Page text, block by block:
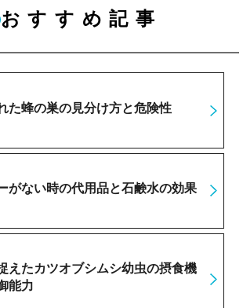
おすすめ記事
た蜂の巣の見分け方と危険性
がない時の代用品と石鹸水の効果
えたカツオブシムシ幼虫の摂食機
能力